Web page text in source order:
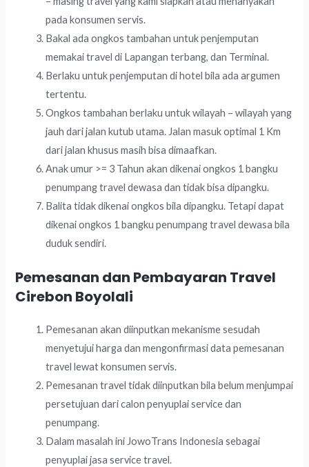
pada konsumen servis.
Bakal ada ongkos tambahan untuk penjemputan
memakai travel di Lapangan terbang, dan Terminal.
Berlaku untuk penjemputan di hotel bila ada argumen
tertentu.
Ongkos tambahan berlaku untuk wilayah – wilayah yang
jauh dari jalan kutub utama. Jalan masuk optimal 1 Km
dari jalan khusus masih bisa dimaafkan.
Anak umur >= 3 Tahun akan dikenai ongkos 1 bangku
penumpang travel dewasa dan tidak bisa dipangku.
Balita tidak dikenai ongkos bila dipangku. Tetapi dapat
dikenai ongkos 1 bangku penumpang travel dewasa bila
duduk sendiri.
Pemesanan dan Pembayaran Travel
Cirebon Boyolali
Pemesanan akan diinputkan mekanisme sesudah
menyetujui harga dan mengonfirmasi data pemesanan
travel lewat konsumen servis.
Pemesanan travel tidak diinputkan bila belum menjumpai
persetujuan dari calon penyuplai service dan
penumpang.
Dalam masalah ini JowoTrans Indonesia sebagai
penyuplai jasa service travel.